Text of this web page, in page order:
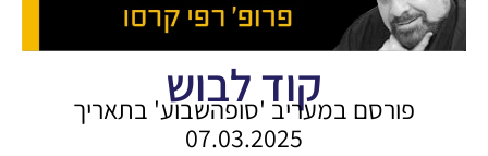
קוד לבוש
פורסם במעריב 'סופהשבוע' בתאריך
07.03.2025